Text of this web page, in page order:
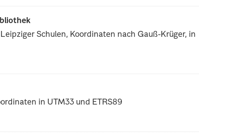
Schulen, Koordinaten nach Gauß-Krüger, in
in UTM33 und ETRS89